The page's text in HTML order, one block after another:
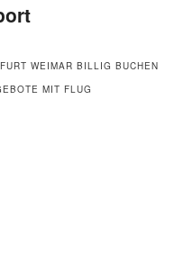
WEIMAR BILLIG BUCHEN
MIT FLUG